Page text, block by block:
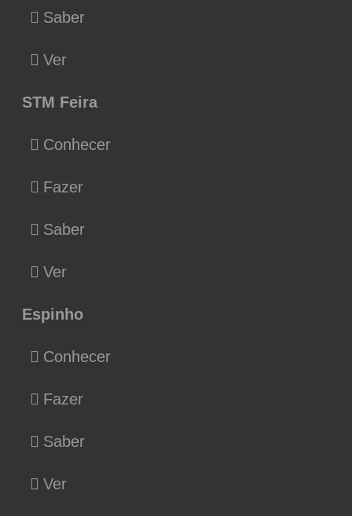
Saber
Ver
STM Feira
Conhecer
Fazer
Saber
Ver
Espinho
Conhecer
Fazer
Saber
Ver